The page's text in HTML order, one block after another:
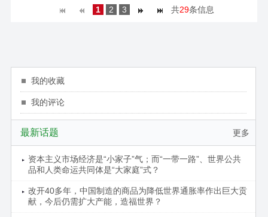
1 2 3 共29条信息
我的收藏
我的评论
更多
最新话题
资本主义市场经济是“小家子”气；而“一带一路”、世界公共
品和人类命运共同体是“大家庭”式？
改开40多年，中国制造的商品为降低世界通胀率作出巨大贡
献，今后仍需扩大产能，造福世界？